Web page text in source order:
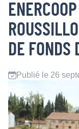
DE
Publié le 26